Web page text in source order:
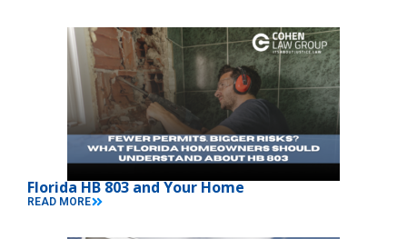
Florida HB 803 and Your Home
READ MORE